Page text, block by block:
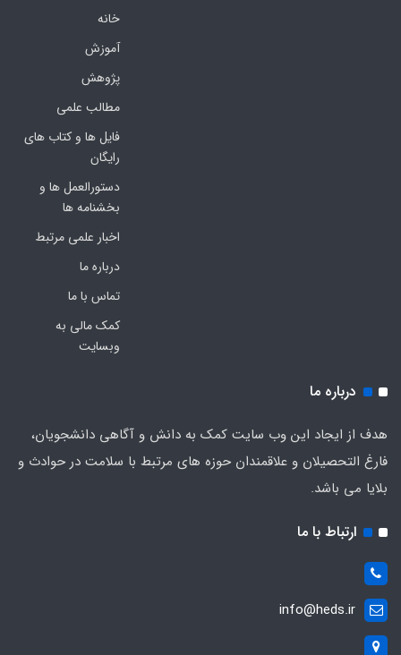
خانه
آموزش
پژوهش
مطالب علمی
فایل ها و کتاب های
رایگان
دستورالعمل ها و
بخشنامه ها
اخبار علمی مرتبط
درباره ما
تماس با ما
کمک مالی به
وبسایت
درباره ما
هدف از ایجاد این وب سایت کمک به دانش و آگاهی دانشجویان،
فارغ التحصیلان و علاقمندان حوزه های مرتبط با سلامت در حوادث و
بلایا می باشد.
ارتباط با ما
info@heds.ir